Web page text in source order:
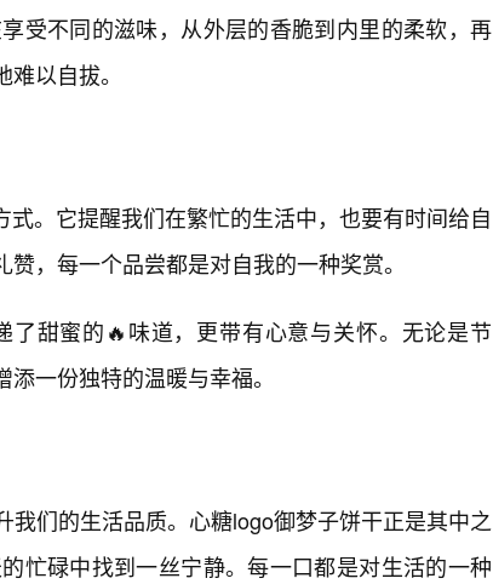
受不同的滋味，从外层的香脆到内里的柔软，再
以自拔。
。它提醒我们在繁忙的生活中，也要有时间给自
，每一个品尝都是对自我的一种奖赏。
甜蜜的🔥味道，更带有心意与关怀。无论是节
一份独特的温暖与幸福。
们的生活品质。心糖logo御梦子饼干正是其中之
忙碌中找到一丝宁静。每一口都是对生活的一种